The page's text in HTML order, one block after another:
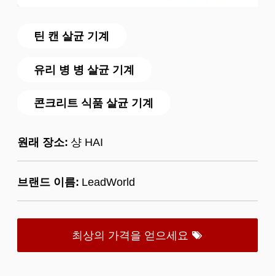
틴 캔 살균 기계
유리 병 병 살균 기계
콘크리트 식품 살균 기계
원래 장소: 샹 HAI
브랜드 이름: LeadWorld
최상의 가격을 얻으세요